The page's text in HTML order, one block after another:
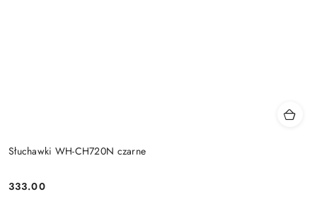
Słuchawki WH-CH720N czarne
Price:
333.00